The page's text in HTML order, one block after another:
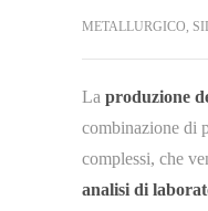
METALLURGICO,
La produzione
combinazione di
complessi, che
analisi di